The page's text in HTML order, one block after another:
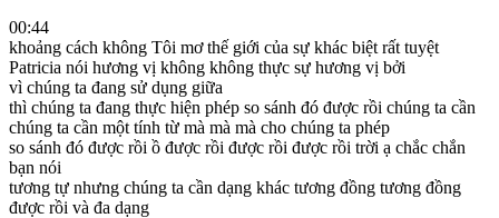
00:44
khoảng cách không Tôi mơ thế giới của sự khác biệt rất tuyệt
Patricia nói hương vị không không thực sự hương vị bởi
vì chúng ta đang sử dụng giữa
thì chúng ta đang thực hiện phép so sánh đó được rồi chúng ta cần
chúng ta cần một tính từ mà mà mà cho chúng ta phép
so sánh đó được rồi ồ được rồi được rồi được rồi trời ạ chắc chắn
bạn nói
tương tự nhưng chúng ta cần dạng khác tương đồng tương đồng
được rồi và đa dạng